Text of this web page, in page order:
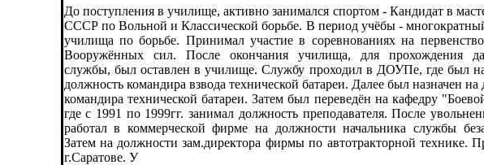
До поступления в училище, активно занимался спортом - Кандидат в
СССР по Вольной и Классической борьбе. В период учёбы -
училища по борьбе. Принимал участие в соревнованиях на
Вооружённых сил. После окончания училища, для прохождения
службы, был оставлен в училище. Службу проходил в ДОУПе, где был
должность командира взвода технической батареи. Далее был назначен на
командира технической батареи. Затем был переведён на кафедру
где с 1991 по 1999гг. занимал должность преподавателя. После
работал в коммерческой фирме на должности начальника службы
Затем на должности зам.директора фирмы по автотракторной технике.
г.Саратове. У